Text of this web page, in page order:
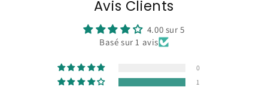
Avis Clients
4.00 sur 5
Basé sur 1 avis
0
1